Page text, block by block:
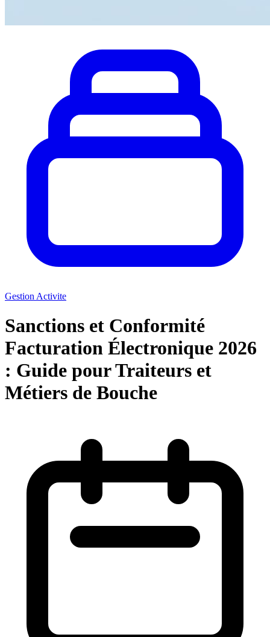
Gestion Activite
Sanctions et Conformité
Facturation Électronique 2026
: Guide pour Traiteurs et
Métiers de Bouche